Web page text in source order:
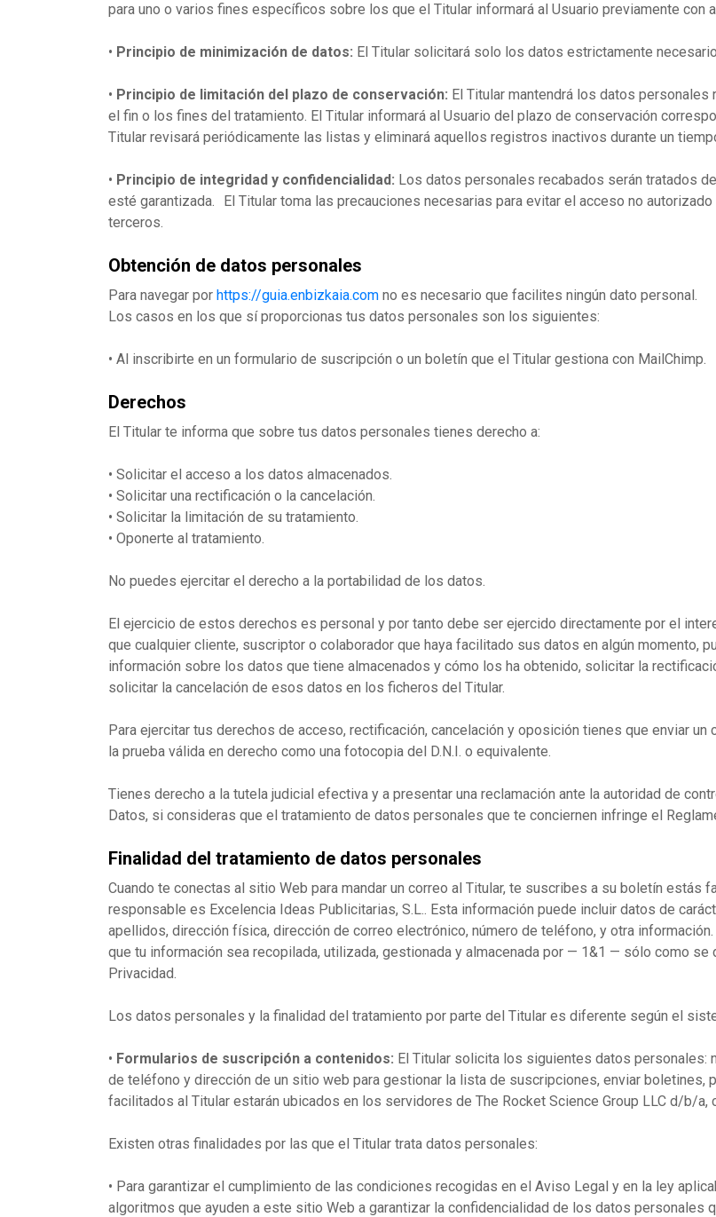
para uno o varios fines específicos sobre los que el Titular informará al Usuario previamente con
• Principio de minimización de datos: El Titular solicitará solo los datos estrictamente
• Principio de limitación del plazo de conservación: El Titular mantendrá los datos
el fin o los fines del tratamiento. El Titular informará al Usuario del plazo de conservación
Titular revisará periódicamente las listas y eliminará aquellos registros inactivos durante un
• Principio de integridad y confidencialidad: Los datos personales recabados serán tratados
esté garantizada. El Titular toma las precauciones necesarias para evitar el acceso no
terceros.
Obtención de datos personales
Para navegar por https://guia.enbizkaia.com no es necesario que facilites ningún dato personal.
Los casos en los que sí proporcionas tus datos personales son los siguientes:
• Al inscribirte en un formulario de suscripción o un boletín que el Titular gestiona con MailChimp.
Derechos
El Titular te informa que sobre tus datos personales tienes derecho a:
• Solicitar el acceso a los datos almacenados.
• Solicitar una rectificación o la cancelación.
• Solicitar la limitación de su tratamiento.
• Oponerte al tratamiento.
No puedes ejercitar el derecho a la portabilidad de los datos.
El ejercicio de estos derechos es personal y por tanto debe ser ejercido directamente por el
que cualquier cliente, suscriptor o colaborador que haya facilitado sus datos en algún momento,
información sobre los datos que tiene almacenados y cómo los ha obtenido, solicitar la
solicitar la cancelación de esos datos en los ficheros del Titular.
Para ejercitar tus derechos de acceso, rectificación, cancelación y oposición tienes que enviar
la prueba válida en derecho como una fotocopia del D.N.I. o equivalente.
Tienes derecho a la tutela judicial efectiva y a presentar una reclamación ante la autoridad de
Datos, si consideras que el tratamiento de datos personales que te conciernen infringe el
Finalidad del tratamiento de datos personales
Cuando te conectas al sitio Web para mandar un correo al Titular, te suscribes a su boletín estás
responsable es Excelencia Ideas Publicitarias, S.L.. Esta información puede incluir datos de
apellidos, dirección física, dirección de correo electrónico, número de teléfono, y otra
que tu información sea recopilada, utilizada, gestionada y almacenada por — 1&1 — sólo como
Privacidad.
Los datos personales y la finalidad del tratamiento por parte del Titular es diferente según el
• Formularios de suscripción a contenidos: El Titular solicita los siguientes datos personales:
de teléfono y dirección de un sitio web para gestionar la lista de suscripciones, enviar
facilitados al Titular estarán ubicados en los servidores de The Rocket Science Group LLC d/b/a,
Existen otras finalidades por las que el Titular trata datos personales:
• Para garantizar el cumplimiento de las condiciones recogidas en el Aviso Legal y en la ley
algoritmos que ayuden a este sitio Web a garantizar la confidencialidad de los datos personales